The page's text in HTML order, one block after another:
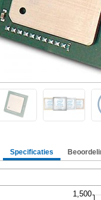
Specificaties